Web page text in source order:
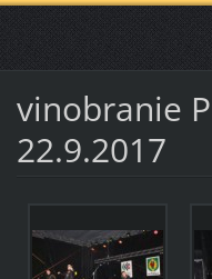
vinobranie
22.9.2017